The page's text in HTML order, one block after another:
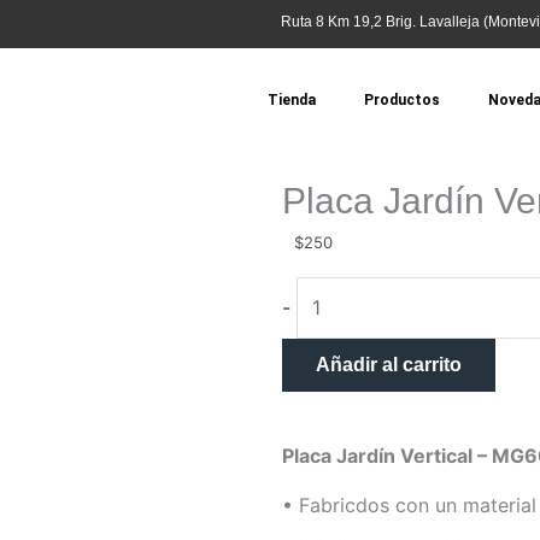
Ruta 8 Km 19,2 Brig. Lavalleja
Tienda Productos
Placa Jardín
$250
-
Jardín
Vertical
Añadir al carrito
Placa Jardín Vertical –
• Fabricdos con un